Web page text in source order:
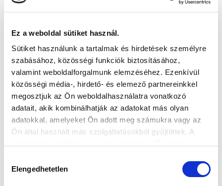
Ez a weboldal sütiket használ.
Sütiket használunk a tartalmak és hirdetések személyre
szabásához, közösségi funkciók biztosításához,
valamint weboldalforgalmunk elemzéséhez. Ezenkívül
közösségi média-, hirdető- és elemező partnereinkkel
megosztjuk az Ön weboldalhasználatra vonatkozó
adatait, akik kombinálhatják az adatokat más olyan
adatokkal, amelyeket Ön adott meg számukra vagy az
Ön által használt más szolgáltatásokból gyűjtöttek. A
kiválasztása
Elengedhetetlen